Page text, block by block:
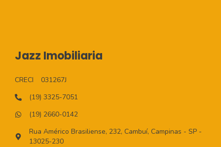
Jazz Imobiliaria
CRECI
031267J
(19) 3325-7051
(19) 2660-0142
Rua Américo Brasiliense, 232, Cambuí, Campinas - SP -
13025-230